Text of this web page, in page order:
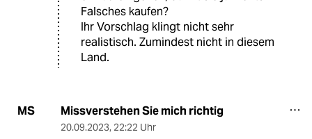
Falsches kaufen?
Ihr Vorschlag klingt nicht sehr
realistisch. Zumindest nicht in diesem
Land.
MS Missverstehen Sie mich richtig
20.09.2023, 22:22 Uhr